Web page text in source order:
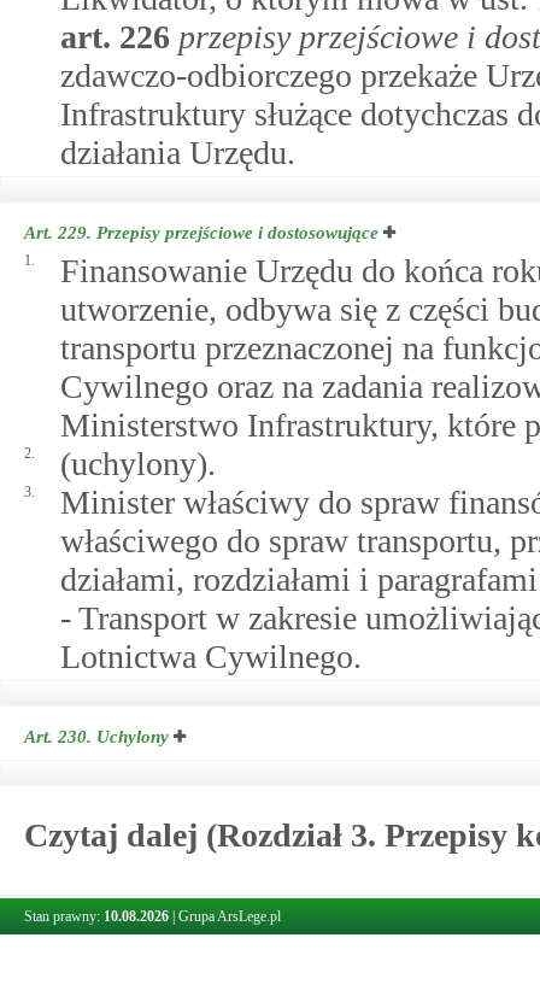
art. 226 przepisy przejściowe i
zdawczo-odbiorczego przekaże
Infrastruktury służące dotychczas
działania Urzędu.
Art. 229. Przepisy przejściowe i dostosowujące
1.
Finansowanie Urzędu do końca
utworzenie, odbywa się z części
transportu przeznaczonej na
Cywilnego oraz na zadania
Ministerstwo Infrastruktury, które
2. (uchylony).
3.
Minister właściwy do spraw
właściwego do spraw transportu,
działami, rozdziałami i
- Transport w zakresie
Lotnictwa Cywilnego.
Art. 230. Uchylony
Czytaj dalej (Rozdział 3. Przepisy
Stan prawny: 10.08.2026 Grupa ArsLege.pl